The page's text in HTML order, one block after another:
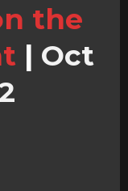
the
| Oct